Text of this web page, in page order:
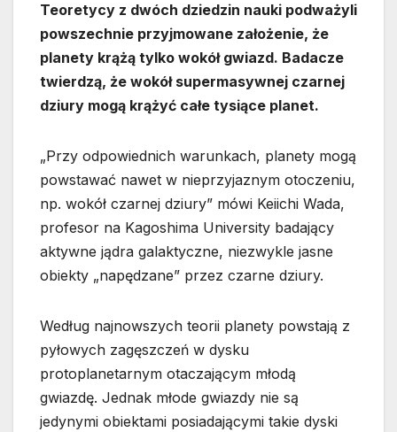
Teoretycy z dwóch dziedzin nauki podważyli
powszechnie przyjmowane założenie, że
planety krążą tylko wokół gwiazd. Badacze
twierdzą, że wokół supermasywnej czarnej
dziury mogą krążyć całe tysiące planet.
„Przy odpowiednich warunkach, planety mogą
powstawać nawet w nieprzyjaznym otoczeniu,
np. wokół czarnej dziury” mówi Keiichi Wada,
profesor na Kagoshima University badający
aktywne jądra galaktyczne, niezwykle jasne
obiekty „napędzane” przez czarne dziury.
Według najnowszych teorii planety powstają z
pyłowych zagęszczeń w dysku
protoplanetarnym otaczającym młodą
gwiazdę. Jednak młode gwiazdy nie są
jedynymi obiektami posiadającymi takie dyski